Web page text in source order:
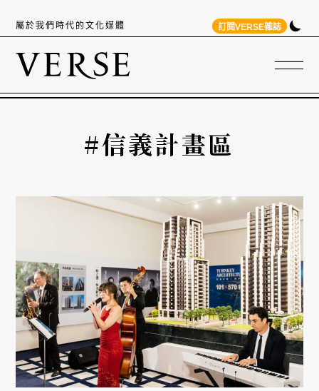
屬於我們時代的文化媒體 訂閱VERSE雜誌
#信義計畫區